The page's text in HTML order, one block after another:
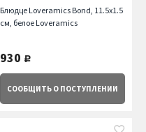
Блюдце Loveramics Bond, 11.5х1.5
см, белое Loveramics
930 руб.
СООБЩИТЬ О ПОСТУПЛЕНИИ